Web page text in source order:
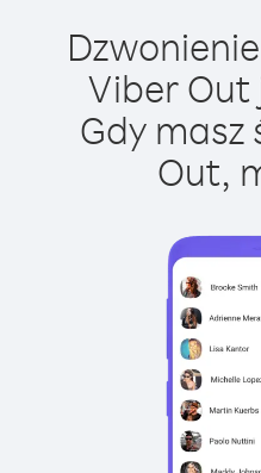
Viber
Gdy masz
Out,